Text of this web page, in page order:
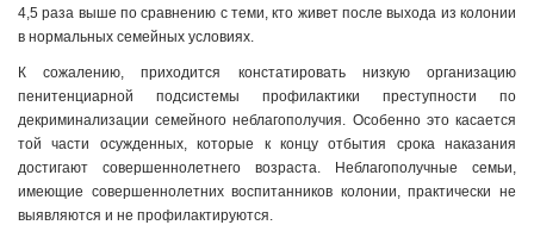
4,5 раза выше по сравнению с теми, кто живет после выхода из колонии
в нормальных семейных условиях.
К сожалению, приходится констатировать низкую организацию
пенитенциарной подсистемы профилактики преступности по
декриминализации семейного неблагополучия. Особенно это касается
той части осужденных, которые к концу отбытия срока наказания
достигают совершеннолетнего возраста. Неблагополучные семьи,
имеющие совершеннолетних воспитанников колонии, практически не
выявляются и не профилактируются.